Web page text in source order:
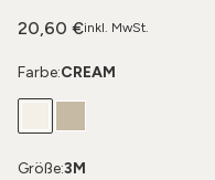
inkl. MwSt.
20,60 €
Farbe:CREAM
Größe:3M